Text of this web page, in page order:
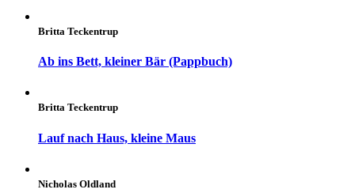
Britta Teckentrup
Ab ins Bett, kleiner Bär (Pappbuch)
Britta Teckentrup
Lauf nach Haus, kleine Maus
Nicholas Oldland